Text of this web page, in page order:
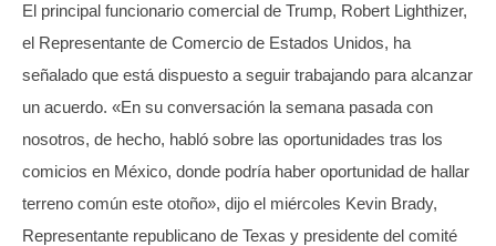
El principal funcionario comercial de Trump, Robert Lighthizer,
el Representante de Comercio de Estados Unidos, ha
señalado que está dispuesto a seguir trabajando para alcanzar
un acuerdo. «En su conversación la semana pasada con
nosotros, de hecho, habló sobre las oportunidades tras los
comicios en México, donde podría haber oportunidad de hallar
terreno común este otoño», dijo el miércoles Kevin Brady,
Representante republicano de Texas y presidente del comité